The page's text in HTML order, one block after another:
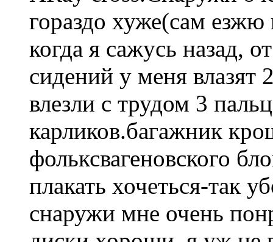
гораздо хуже(сам
когда я сажусь назад,
сидений у меня влазят
влезли с трудом 3
карликов.багажник
фольксвагеновского
плакать хочеться-так
снаружи мне очень